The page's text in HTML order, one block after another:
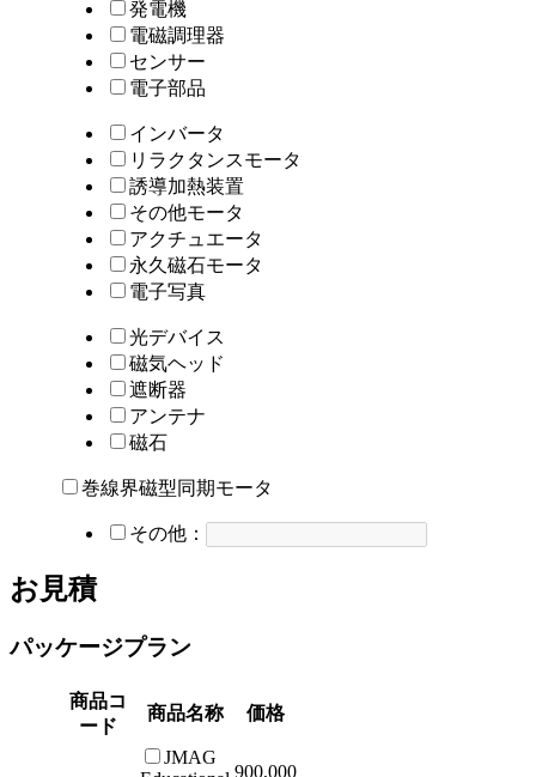
発電機
電磁調理器
センサー
電子部品
インバータ
リラクタンスモータ
誘導加熱装置
その他モータ
アクチュエータ
永久磁石モータ
電子写真
光デバイス
磁気ヘッド
遮断器
アンテナ
磁石
巻線界磁型同期モータ
その他：
お見積
パッケージプラン
商品コ
ード
商品名称 価格
JMAG
900,000